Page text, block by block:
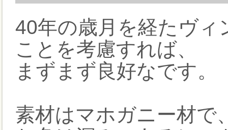
40年の歳月を経たヴ
ことを考慮すれば、
まずまず良好なです。
素材はマホガニー材で